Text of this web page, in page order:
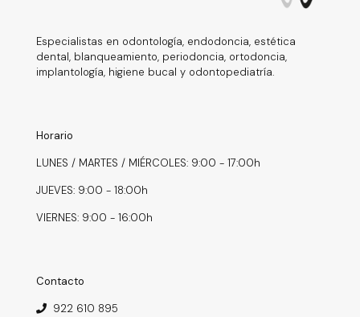
Especialistas en odontología, endodoncia, estética
dental, blanqueamiento, periodoncia, ortodoncia,
implantología, higiene bucal y odontopediatría.
Horario
LUNES / MARTES / MIÉRCOLES: 9:00 - 17:00h
JUEVES: 9:00 - 18:00h
VIERNES: 9:00 - 16:00h
Contacto
922 610 895